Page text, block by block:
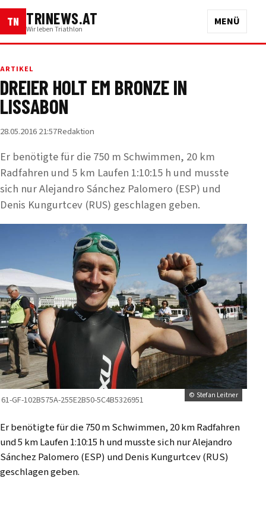
TN TRINEWS.AT
Wir leben Triathlon
MENÜ
ARTIKEL
DREIER HOLT EM BRONZE IN
LISSABON
28.05.2016 21:57Redaktion
Er benötigte für die 750 m Schwimmen, 20 km
Radfahren und 5 km Laufen 1:10:15 h und musste
sich nur Alejandro Sánchez Palomero (ESP) und
Denis Kungurtcev (RUS) geschlagen geben.
© Stefan Leitner
61-GF-102B575A-255E2B50-5C4B5326951
Er benötigte für die 750 m Schwimmen, 20 km Radfahren
und 5 km Laufen 1:10:15 h und musste sich nur Alejandro
Sánchez Palomero (ESP) und Denis Kungurtcev (RUS)
geschlagen geben.